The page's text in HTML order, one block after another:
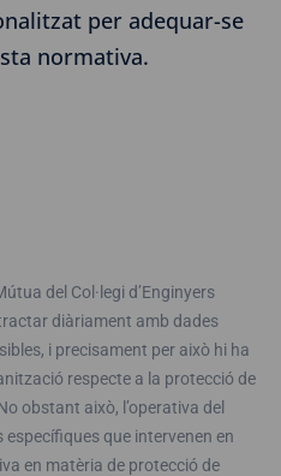
per adequar-se
normativa.
del Col·legi d’Enginyers
diàriament amb dades
i precisament per això hi ha
respecte a la protecció de
obstant això, l’operativa del
que intervenen en
en matèria de protecció de